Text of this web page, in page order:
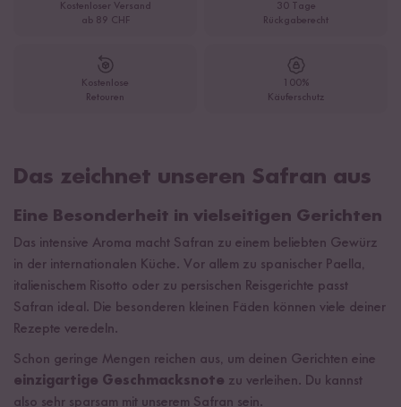
Kostenloser Versand
ab 89 CHF
30 Tage
Rückgaberecht
Kostenlose
Retouren
100%
Käuferschutz
Das zeichnet unseren Safran aus
Eine Besonderheit in vielseitigen Gerichten
Das intensive Aroma macht Safran zu einem beliebten Gewürz
in der internationalen Küche. Vor allem zu spanischer Paella,
italienischem Risotto oder zu persischen Reisgerichte passt
Safran ideal. Die besonderen kleinen Fäden können viele deiner
Rezepte veredeln.
Schon geringe Mengen reichen aus, um deinen Gerichten eine
einzigartige Geschmacksnote zu verleihen. Du kannst
also sehr sparsam mit unserem Safran sein.